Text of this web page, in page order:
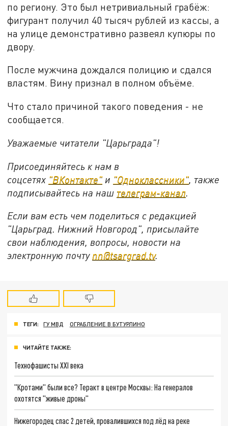
по региону. Это был нетривиальный грабёж:
фигурант получил 40 тысяч рублей из кассы, а
на улице демонстративно развеял купюры по
двору.
После мужчина дождался полицию и сдался
властям. Вину признал в полном объёме.
Что стало причиной такого поведения - не
сообщается.
Уважаемые читатели "Царьграда"!
Присоединяйтесь к нам в
соцсетях "ВКонтакте" и "Одноклассники" также
подписывайтесь на наш телеграм-канал
Если вам есть чем поделиться с редакцией
"Царьград. Нижний Новгород", присылайте
свои наблюдения, вопросы, новости на
электронную почту nn@tsargrad.tv.
ТЕГИ: ГУ МВД ОГРАБЛЕНИЕ В БУТУРЛИНО
ЧИТАЙТЕ ТАКЖЕ:
Технофашисты XXI века
"Кротами" были все? Теракт в центре Москвы: На генералов
охотятся "живые дроны"
Нижегородец спас 2 детей, провалившихся под лёд на реке